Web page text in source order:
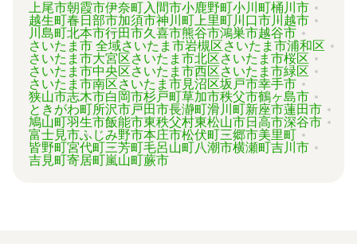
上尾市朝霞市伊奈町入間市小鹿野町小川町桶川市
越生町春日部市加須市神川町上里町川口市川越市
川島町北本市行田市久喜市熊谷市鴻巣市越谷市
さいたま市 全域さいたま市岩槻区さいたま市浦和区
さいたま市大宮区さいたま市北区さいたま市桜区
さいたま市中央区さいたま市西区さいたま市緑区
さいたま市南区さいたま市見沼区坂戸市幸手市
狭山市志木市白岡市杉戸町草加市秩父市鶴ヶ島市
ときがわ町所沢市戸田市長瀞町滑川町新座市蓮田市
鳩山町羽生市飯能市東秩父村東松山市日高市深谷市
富士見市ふじみ野市本庄市松伏町三郷市美里町
皆野町宮代町三芳町毛呂山町八潮市横瀬町吉川市
吉見町寄居町嵐山町蕨市